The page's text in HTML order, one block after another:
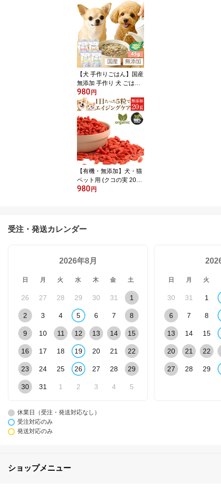
納豆・鮭・鹿【送料無
料】
【犬 手作りごはん】国産
無添加 手作り 犬 ごはん
(わん! ごはん 45g お試し
) 低カロリー 総合栄養食
フリーズドライ アレルギ
ー対応 ダイエット 高齢
犬 偏食対策 グレインフ
リー グルテンフリー 食
いつき抜群 保存食 犬用
ペットフード ドッグフー
980 円
【有機・無添加】犬・猫
ペット用 (クコの実 20g)
おやつ トッピングに赤い
980 円
受注・発送カレンダー
2026年8月
日 月 火 水 木 金 土
26 27 28 29 30 31 1
2 3 4 5 6 7 8
9 10 11 12 13 14 15
16 17 18 19 20 21 22
23 24 25 26 27 28 29
30 31 1 2 3 4 5
日 月 火
30 31 1
6 7 8
13 14 15
20 21 22
27 28 29
休業日（受注・発送対応なし）
受注対応のみ
発送対応のみ
ショップメニュー